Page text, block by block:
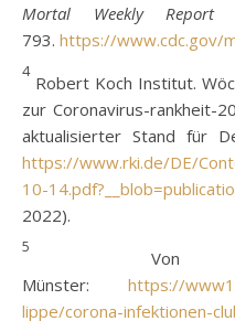
Mortal Weekly Report
793. https://www.cdc.gov/
4
Robert Koch Institut.
zur Coronavirus-rankheit-
aktualisierter Stand für
https://www.rki.de/DE/
10-
2022).
5
Von
Münster: https://
lippe/corona-infektionen-